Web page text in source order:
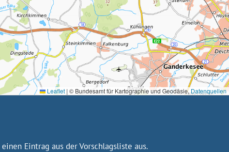
Leaflet | © Bundesamt für Kartographie und Geodäsie,Datenquellen
Eintrag aus der Vorschlagsliste aus.